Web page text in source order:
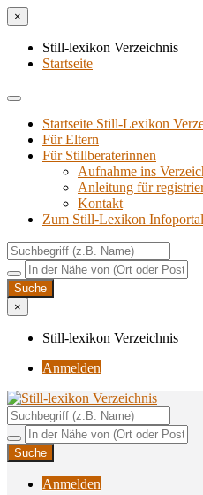
×
Still-lexikon Verzeichnis
Startseite
Startseite Still-Lexikon
Für Eltern
Für Stillberaterinnen
Aufnahme ins
Anlei­tung für
Kon­takt
Zum Still-Lexikon Infoportal
×
Still-lexikon Verzeichnis
Anmelden
Still-lexikon
Unterstützungsangebote rund ums
Anmelden